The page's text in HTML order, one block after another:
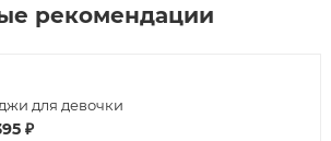
рекомендации
для девочки
₽